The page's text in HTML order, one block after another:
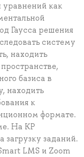
как
Гаусса решения
систему
находить
базиса в
находить
к
формате.
На КР
загрузку заданий.
LMS и Zoom